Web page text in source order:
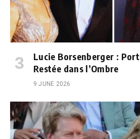
Lucie Borsenberger :
Restée dans l’Ombre
9 JUNE 2026